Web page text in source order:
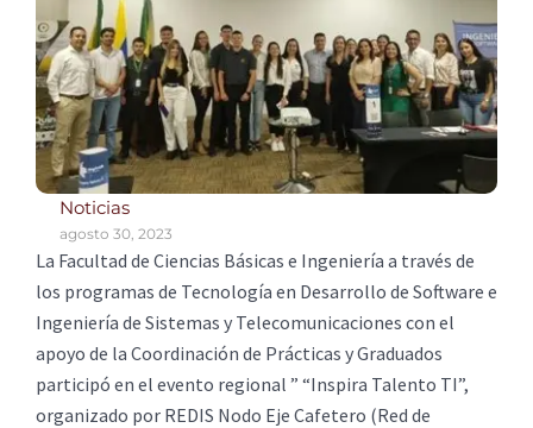
Noticias
agosto 30, 2023
La Facultad de Ciencias Básicas e Ingeniería a través de
los programas de Tecnología en Desarrollo de Software e
Ingeniería de Sistemas y Telecomunicaciones con el
apoyo de la Coordinación de Prácticas y Graduados
participó en el evento regional ” “Inspira Talento TI”,
organizado por REDIS Nodo Eje Cafetero (Red de